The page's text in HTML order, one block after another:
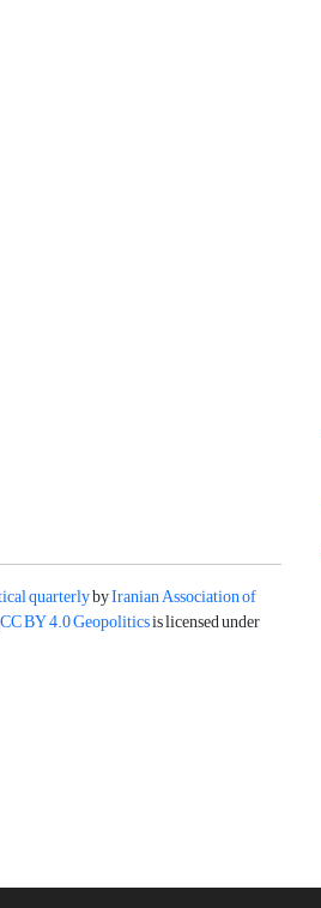
quarterlybyIranian Association of
Geopoliticsis licensed under
CC BY 4.0